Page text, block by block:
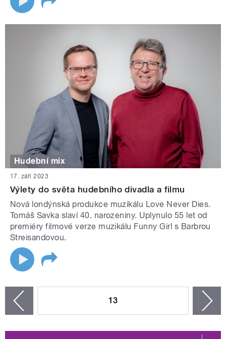
Hudební mix
17. září 2023
Výlety do světa hudebního divadla a filmu
Nová londýnská produkce muzikálu Love Never Dies.
Tomáš Savka slaví 40. narozeniny. Uplynulo 55 let od
premiéry filmové verze muzikálu Funny Girl s Barbrou
Streisandovou.
13